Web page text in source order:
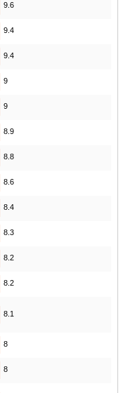
9.6
9.4
9.4
9
9
8.9
8.8
8.6
8.4
8.3
8.2
8.2
8.1
8
8